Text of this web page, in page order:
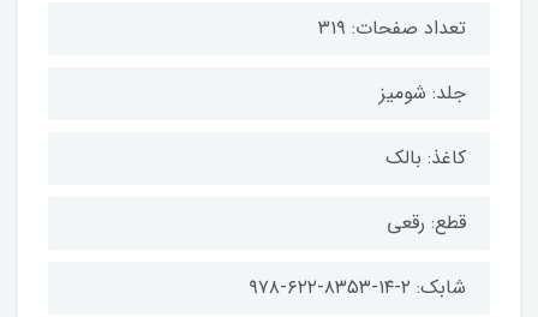
تعداد صفحات: ۳۱۹
جلد: شومیز
کاغذ: بالک
قطع: رقعی
شابک: ۲-۱۴-۸۳۵۳-۶۲۲-۹۷۸